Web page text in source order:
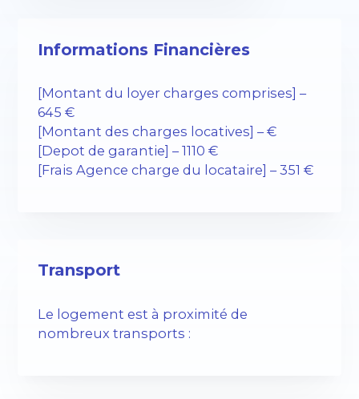
Informations Financières
[Montant du loyer charges comprises] –
645 €
[Montant des charges locatives] – €
[Depot de garantie] – 1110 €
[Frais Agence charge du locataire] – 351 €
Transport
Le logement est à proximité de
nombreux transports :